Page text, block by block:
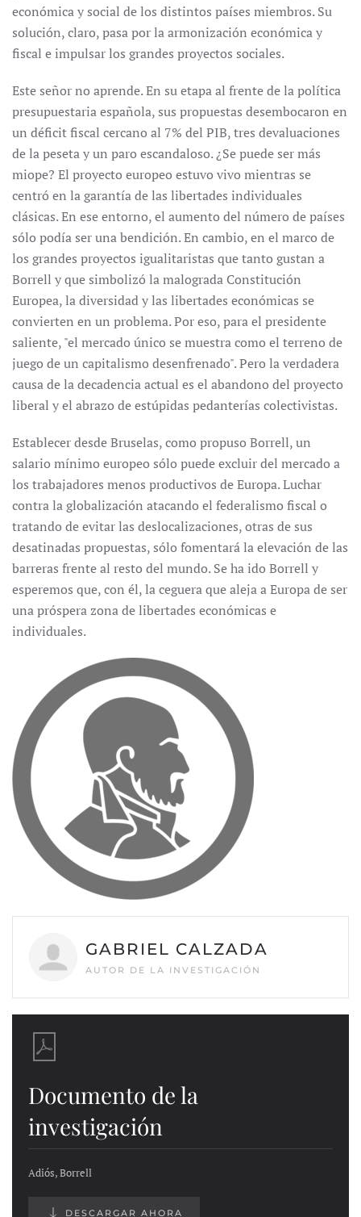
económica y social de los distintos países miembros. Su
solución, claro, pasa por la armonización económica y
fiscal e impulsar los grandes proyectos sociales.
Este señor no aprende. En su etapa al frente de la política
presupuestaria española, sus propuestas desembocaron en
un déficit fiscal cercano al 7% del PIB, tres devaluaciones
de la peseta y un paro escandaloso. ¿Se puede ser más
miope? El proyecto europeo estuvo vivo mientras se
centró en la garantía de las libertades individuales
clásicas. En ese entorno, el aumento del número de países
sólo podía ser una bendición. En cambio, en el marco de
los grandes proyectos igualitaristas que tanto gustan a
Borrell y que simbolizó la malograda Constitución
Europea, la diversidad y las libertades económicas se
convierten en un problema. Por eso, para el presidente
saliente, "el mercado único se muestra como el terreno de
juego de un capitalismo desenfrenado". Pero la verdadera
causa de la decadencia actual es el abandono del proyecto
liberal y el abrazo de estúpidas pedanterías colectivistas.
Establecer desde Bruselas, como propuso Borrell, un
salario mínimo europeo sólo puede excluir del mercado a
los trabajadores menos productivos de Europa. Luchar
contra la globalización atacando el federalismo fiscal o
tratando de evitar las deslocalizaciones, otras de sus
desatinadas propuestas, sólo fomentará la elevación de las
barreras frente al resto del mundo. Se ha ido Borrell y
esperemos que, con él, la ceguera que aleja a Europa de ser
una próspera zona de libertades económicas e
individuales.
GABRIEL CALZADA
AUTOR DE LA INVESTIGACIÓN
Documento de la
investigación
Adiós, Borrell
DESCARGAR AHORA